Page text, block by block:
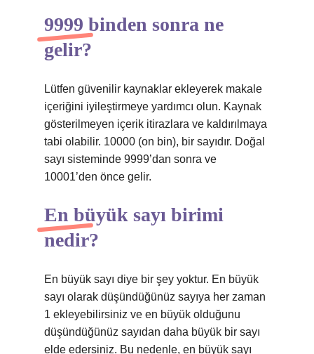
9999 binden sonra ne
gelir?
Lütfen güvenilir kaynaklar ekleyerek makale
içeriğini iyileştirmeye yardımcı olun. Kaynak
gösterilmeyen içerik itirazlara ve kaldırılmaya
tabi olabilir. 10000 (on bin), bir sayıdır. Doğal
sayı sisteminde 9999’dan sonra ve
10001’den önce gelir.
En büyük sayı birimi
nedir?
En büyük sayı diye bir şey yoktur. En büyük
sayı olarak düşündüğünüz sayıya her zaman
1 ekleyebilirsiniz ve en büyük olduğunu
düşündüğünüz sayıdan daha büyük bir sayı
elde edersiniz. Bu nedenle, en büyük sayı